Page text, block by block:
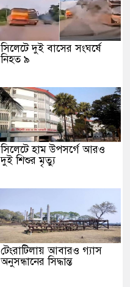
সিলেটে দুই বাসের সংঘর্ষে
নিহত ৯
সিলেটে হাম উপসর্গে আরও
দুই শিশুর মৃত্যু
টেংরাটিলায় আবারও গ্যাস
অনুসন্ধানের সিদ্ধান্ত